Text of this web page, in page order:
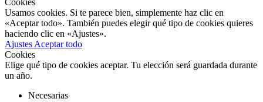
Cookies
Usamos cookies. Si te parece bien, simplemente haz clic en
«Aceptar todo». También puedes elegir qué tipo de cookies quieres
haciendo clic en «Ajustes».
Ajustes Aceptar todo
Cookies
Elige qué tipo de cookies aceptar. Tu elección será guardada durante
un año.
Necesarias